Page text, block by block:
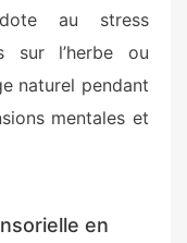
au stress
sur l’herbe ou
naturel pendant
mentales et
en